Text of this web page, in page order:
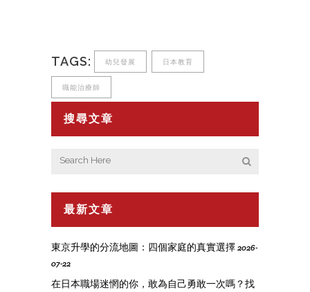
TAGS: 幼兒發展 日本教育
職能治療師
搜尋文章
最新文章
東京升學的分流地圖：四個家庭的真實選擇 2026-
07-22
在日本職場迷惘的你，敢為自己勇敢一次嗎？找